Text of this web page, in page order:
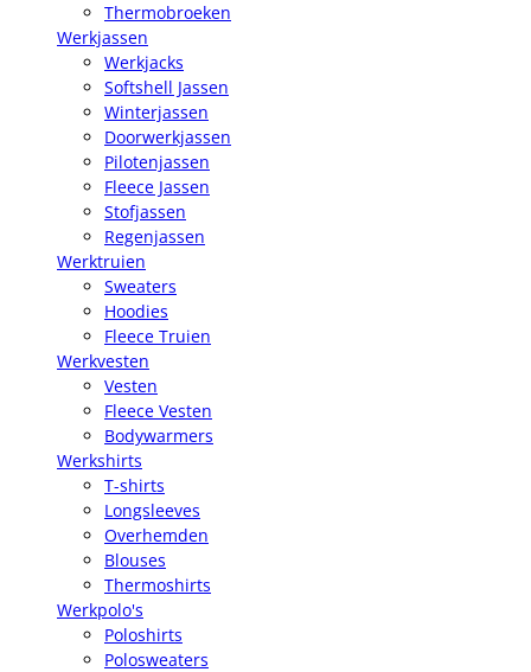
Thermobroeken
Werkjassen
Werkjacks
Softshell Jassen
Winterjassen
Doorwerkjassen
Pilotenjassen
Fleece Jassen
Stofjassen
Regenjassen
Werktruien
Sweaters
Hoodies
Fleece Truien
Werkvesten
Vesten
Fleece Vesten
Bodywarmers
Werkshirts
T-shirts
Longsleeves
Overhemden
Blouses
Thermoshirts
Werkpolo's
Poloshirts
Polosweaters